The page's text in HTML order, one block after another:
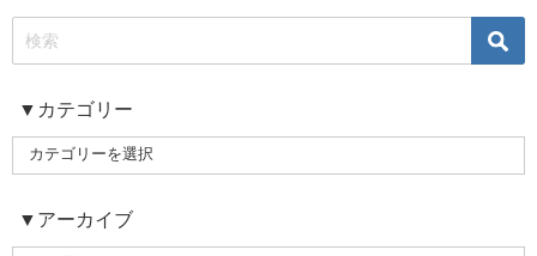
▼カテゴリー
▼アーカイブ